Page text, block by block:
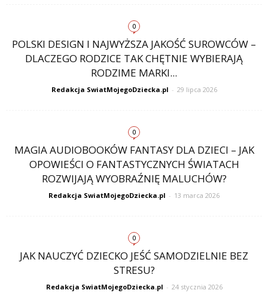
0
POLSKI DESIGN I NAJWYŻSZA JAKOŚĆ SUROWCÓW –
DLACZEGO RODZICE TAK CHĘTNIE WYBIERAJĄ
RODZIME MARKI...
Redakcja SwiatMojegoDziecka.pl - 29 lipca 2026
0
MAGIA AUDIOBOOKÓW FANTASY DLA DZIECI – JAK
OPOWIEŚCI O FANTASTYCZNYCH ŚWIATACH
ROZWIJAJĄ WYOBRAŹNIĘ MALUCHÓW?
Redakcja SwiatMojegoDziecka.pl - 13 marca 2026
0
JAK NAUCZYĆ DZIECKO JEŚĆ SAMODZIELNIE BEZ
STRESU?
Redakcja SwiatMojegoDziecka.pl - 24 stycznia 2026